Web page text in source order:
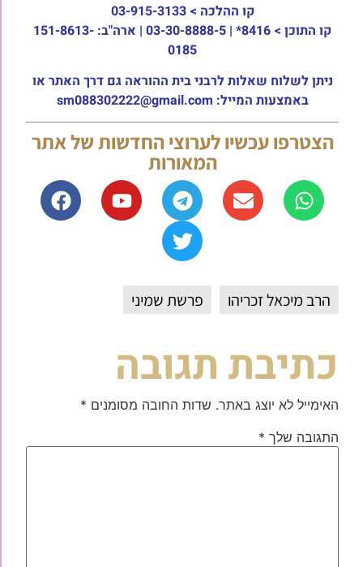
קו ההלכה > 03-915-3133
קו התוכן >
8416* | 03-30-8888-5 | ארה"ב: 151-8613-
0185
ניתן לשלוח שאלות לרבני בית ההוראה גם דרך האתר או
באמצעות המייל: sm088302222@gmail.com
הצטרפו עכשיו לערוצי החדשות של אתר
המאורות
הרב מיכאל זכריהו פרשת שמיני
כתיבת תגובה
האימייל לא יוצג באתר. שדות החובה מסומנים *
התגובה שלך *